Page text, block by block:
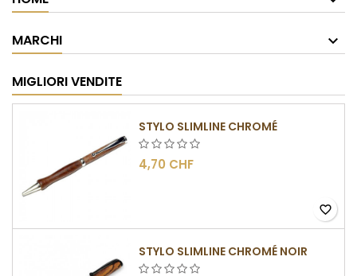
MARCHI
MIGLIORI VENDITE
STYLO SLIMLINE CHROMÉ
4,70 CHF
favorite_border
STYLO SLIMLINE CHROMÉ NOIR